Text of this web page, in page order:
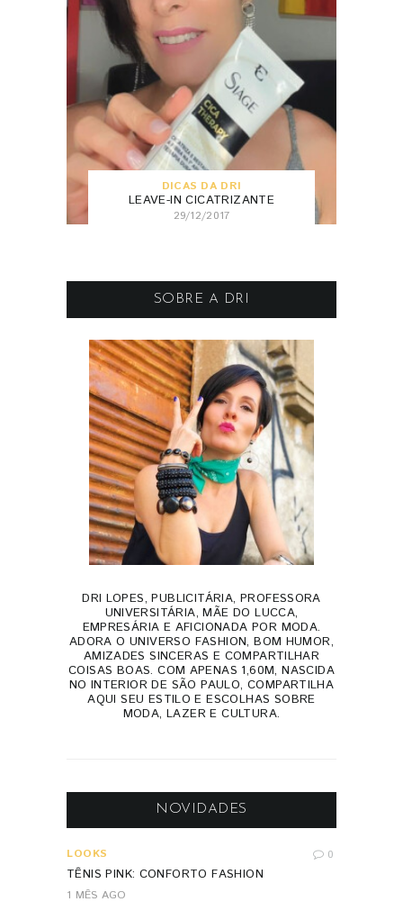
DICAS DA DRI
LEAVE-IN CICATRIZANTE
29/12/2017
SOBRE A DRI
DRI LOPES, PUBLICITÁRIA, PROFESSORA
UNIVERSITÁRIA, MÃE DO LUCCA,
EMPRESÁRIA E AFICIONADA POR MODA.
ADORA O UNIVERSO FASHION, BOM HUMOR,
AMIZADES SINCERAS E COMPARTILHAR
COISAS BOAS. COM APENAS 1,60M, NASCIDA
NO INTERIOR DE SÃO PAULO, COMPARTILHA
AQUI SEU ESTILO E ESCOLHAS SOBRE
MODA, LAZER E CULTURA.
NOVIDADES
LOOKS 0
TÊNIS PINK: CONFORTO FASHION
1 MÊS AGO